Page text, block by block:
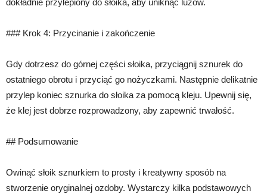
dokładnie przylepiony do słoika, aby uniknąć luzów.
### Krok 4: Przycinanie i zakończenie
Gdy dotrzesz do górnej części słoika, przyciągnij sznurek do
ostatniego obrotu i przyciąć go nożyczkami. Następnie delikatnie
przylep koniec sznurka do słoika za pomocą kleju. Upewnij się,
że klej jest dobrze rozprowadzony, aby zapewnić trwałość.
## Podsumowanie
Owinąć słoik sznurkiem to prosty i kreatywny sposób na
stworzenie oryginalnej ozdoby. Wystarczy kilka podstawowych